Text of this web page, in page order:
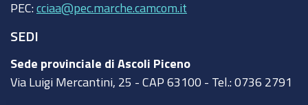
PEC: cciaa@pec.marche.camcom.it
SEDI
Sede provinciale di Ascoli Piceno
Via Luigi Mercantini, 25 - CAP 63100 - Tel.: 0736 2791